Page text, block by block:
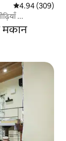
औसत रेटिंग 5 में से
4.94 (309)
...
मकान